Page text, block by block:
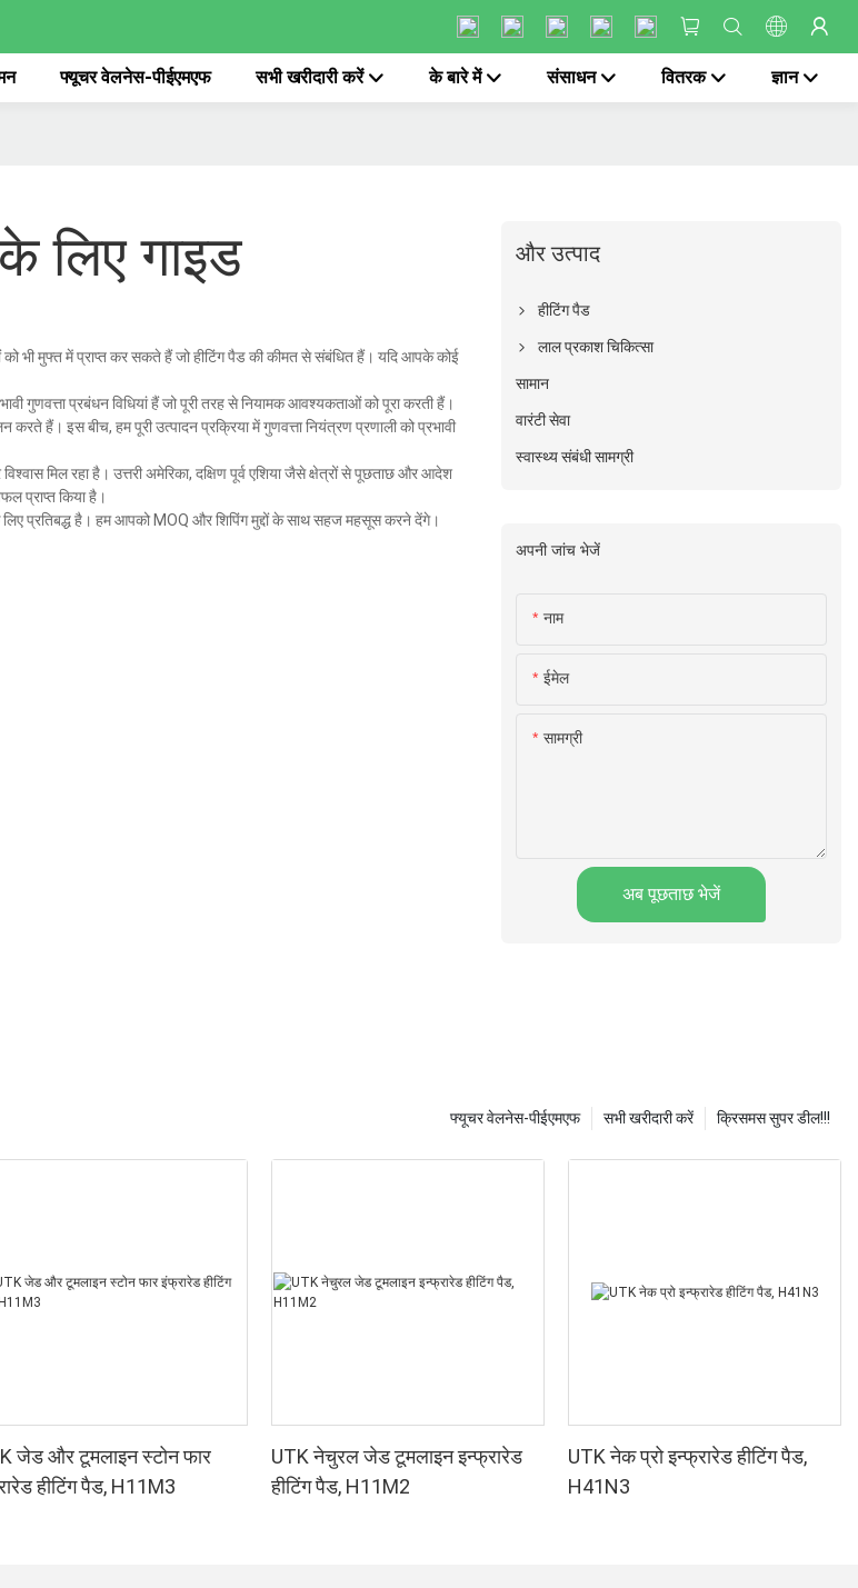
फ्यूचर वेलनेस-पीईएमएफ सभी खरीदारी करें के बारे में संसाधन वितरक ज्ञान
लिए गाइड
भी मुफ्त में प्राप्त कर सकते हैं जो हीटिंग पैड की कीमत से संबंधित हैं। यदि आपके कोई
गुणवत्ता प्रबंधन विधियां हैं जो पूरी तरह से नियामक आवश्यकताओं को पूरा करती हैं।
हैं। इस बीच, हम पूरी उत्पादन प्रक्रिया में गुणवत्ता नियंत्रण प्रणाली को प्रभावी
मिल रहा है। उत्तरी अमेरिका, दक्षिण पूर्व एशिया जैसे क्षेत्रों से पूछताछ और आदेश
प्राप्त किया है।
लिए प्रतिबद्ध है। हम आपको MOQ और शिपिंग मुद्दों के साथ सहज महसूस करने देंगे।
और उत्पाद
हीटिंग पैड
लाल प्रकाश चिकित्सा
सामान
वारंटी सेवा
स्वास्थ्य संबंधी सामग्री
अपनी जांच भेजें
नाम
ईमेल
सामग्री
अब पूछताछ भेजें
क्रिसमस सुपर डील!!!
सभी खरीदारी करें
फ्यूचर वेलनेस-पीईएमएफ
जेड और टूमलाइन स्टोन फार
हीटिंग पैड, H11M3
UTK नेचुरल जेड टूमलाइन इन्फ्रारेड
हीटिंग पैड, H11M2
UTK नेक प्रो इन्फ्रारेड हीटिंग पैड,
H41N3